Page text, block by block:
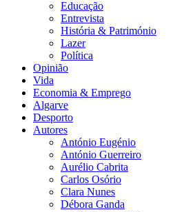
Educação
Entrevista
História & Património
Lazer
Política
Opinião
Vida
Economia & Emprego
Algarve
Desporto
Autores
António Eugénio
António Guerreiro
Aurélio Cabrita
Carlos Osório
Clara Nunes
Débora Ganda